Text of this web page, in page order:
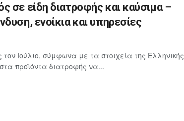
σε είδη διατροφής και καύσιμα –
ενοίκια και υπηρεσίες
Ιούλιο, σύμφωνα με τα στοιχεία της Ελληνικής
προϊόντα διατροφής να...